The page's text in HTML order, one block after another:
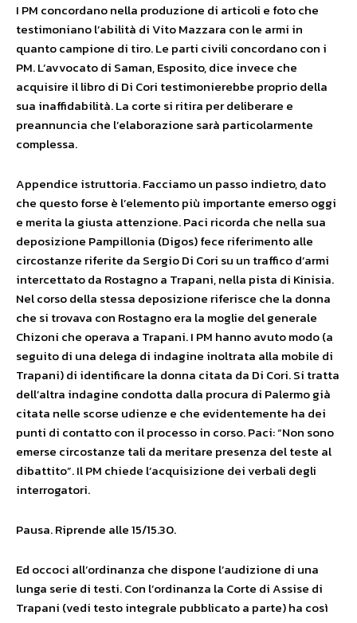
I PM concordano nella produzione di articoli e foto che
testimoniano l’abilità di Vito Mazzara con le armi in
quanto campione di tiro. Le parti civili concordano con i
PM. L’avvocato di Saman, Esposito, dice invece che
acquisire il libro di Di Cori testimonierebbe proprio della
sua inaffidabilità. La corte si ritira per deliberare e
preannuncia che l’elaborazione sarà particolarmente
complessa.
Appendice istruttoria. Facciamo un passo indietro, dato
che questo forse è l’elemento più importante emerso oggi
e merita la giusta attenzione. Paci ricorda che nella sua
deposizione Pampillonia (Digos) fece riferimento alle
circostanze riferite da Sergio Di Cori su un traffico d’armi
intercettato da Rostagno a Trapani, nella pista di Kinisia.
Nel corso della stessa deposizione riferisce che la donna
che si trovava con Rostagno era la moglie del generale
Chizoni che operava a Trapani. I PM hanno avuto modo (a
seguito di una delega di indagine inoltrata alla mobile di
Trapani) di identificare la donna citata da Di Cori. Si tratta
dell’altra indagine condotta dalla procura di Palermo già
citata nelle scorse udienze e che evidentemente ha dei
punti di contatto con il processo in corso. Paci: “Non sono
emerse circostanze tali da meritare presenza del teste al
dibattito”. Il PM chiede l’acquisizione dei verbali degli
interrogatori.
Pausa. Riprende alle 15/15.30.
Ed occoci all’ordinanza che dispone l’audizione di una
lunga serie di testi. Con l’ordinanza la Corte di Assise di
Trapani (vedi testo integrale pubblicato a parte) ha così